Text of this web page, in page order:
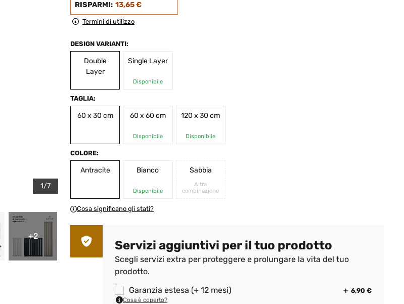
1/7
+2
RISPARMI: 13,65 €
Termini di utilizzo
DESIGN VARIANTI:
Double
Layer
Single Layer
Disponibile
TAGLIA:
60 x 30 cm 60 x 60 cm
Disponibile
120 x 30 cm
Disponibile
COLORE:
Antracite Bianco
Disponibile
Sabbia
Altra
combinazione
Cosa significano gli stati?
Servizi aggiuntivi per il tuo prodotto
Scegli servizi extra per proteggere e prolungare la vita del tuo
prodotto.
Garanzia estesa (+ 12 mesi)
6,90 €
Cosa è coperto?